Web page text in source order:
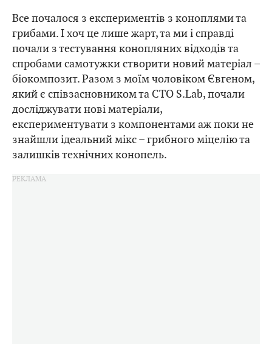
Все почалося з експериментів з коноплями та
грибами. І хоч це лише жарт, та ми і справді
почали з тестування конопляних відходів та
спробами самотужки створити новий матеріал –
біокомпозит. Разом з моїм чоловіком Євгеном,
який є співзасновником та CTO S.Lab, почали
досліджувати нові матеріали,
експериментувати з компонентами аж поки не
знайшли ідеальний мікс – грибного міцелію та
залишків технічних конопель.